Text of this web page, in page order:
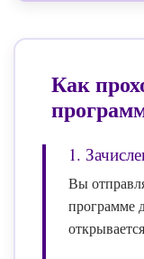
Как
1.
Вы
программе